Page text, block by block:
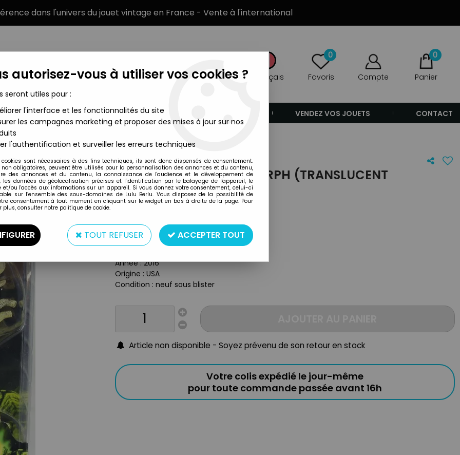
dans l'univers du jouet vintage en France - Vente à l'international
Français
0
Favoris Compte
0
Panier
MARQUES TYPE DE PRODUIT VENDEZ VOS JOUETS CONTACT
Prototype Suit)
NECA
ALIEN - NECA - XENOMORPH (TRANSLUCENT
PROTOTYPE SUIT)
Type : Figurine Articulée
Taille : 22 cm
Année : 2016
Origine : USA
Condition : neuf sous blister
Article non disponible - Soyez prévenu de son retour en stock
Votre colis expédié le jour-même
pour toute commande passée avant 16h
autorisez-vous à utiliser vos cookies ?
seront utiles pour :
l'interface et les fonctionnalités du site
les campagnes marketing et proposer des mises à jour sur nos
l'authentification et surveiller les erreurs techniques
cookies sont nécessaires à des fins techniques, ils sont donc dispensés de consentement.
non obligatoires, peuvent être utilisés pour la personnalisation des annonces et du contenu,
des annonces et du contenu, la connaissance de l'audience et le développement de
les données de géolocalisation précises et l'identification par le balayage de l'appareil, le
et/ou l'accès aux informations sur un appareil. Si vous donnez votre consentement, celui-ci
sur l’ensemble des sous-domaines de Lulu Berlu. Vous disposez de la possibilité de
consentement à tout moment en cliquant sur le widget en bas à droite de la page. Pour
plus, consulter notre politique de cookie.
TOUT REFUSER ACCEPTER TOUT